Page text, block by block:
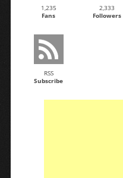
1,235
Fans
2,333
Followers
RSS
Subscribe